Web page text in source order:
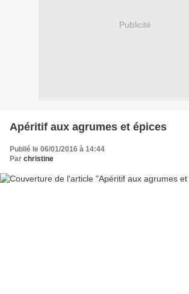
Publicité
Apéritif aux agrumes et épices
Publié le 06/01/2016 à 14:44
Par christine